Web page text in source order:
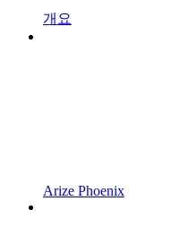
개요
Arize Phoenix